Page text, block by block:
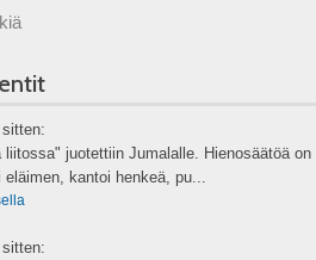
juotettiin Jumalalle. Hienosäätöä on
kantoi henkeä, pu...